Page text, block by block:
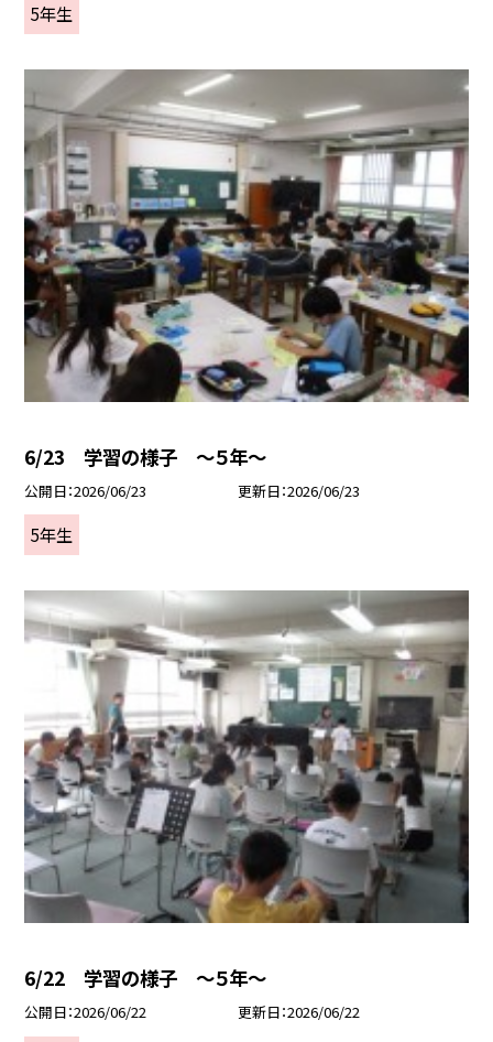
5年生
6/23 学習の様子 ～５年～
公開日 2026/06/23 更新日 2026/06/23
5年生
6/22 学習の様子 ～５年～
公開日 2026/06/22 更新日 2026/06/22